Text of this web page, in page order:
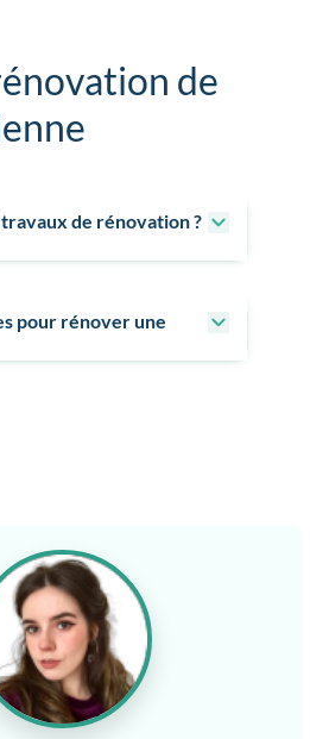
de
de rénovation ?
pour rénover une